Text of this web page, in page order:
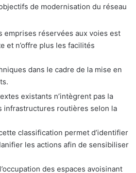
de modernisation du réseau
emprises réservées aux voies est
et n’offre plus les facilités
dans le cadre de la mise en
existants n’intègrent pas la
infrastructures routières selon la
classification permet d’identifier
les actions afin de sensibiliser
des espaces avoisinant